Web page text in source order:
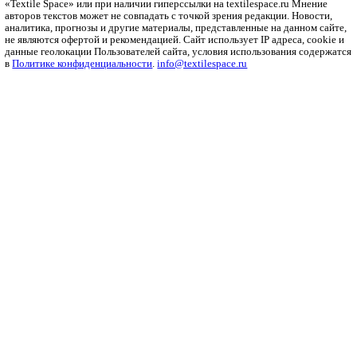
с чем носить джинсы бойфренды
Джинсы бойфренды – очередная…